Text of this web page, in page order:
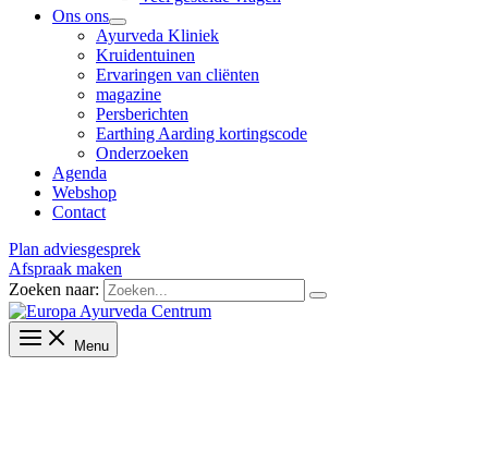
Ons ons
Ayurveda Kliniek
Kruidentuinen
Ervaringen van cliënten
magazine
Persberichten
Earthing Aarding kortingscode
Onderzoeken
Agenda
Webshop
Contact
Plan adviesgesprek
Afspraak maken
Zoeken naar:
Menu